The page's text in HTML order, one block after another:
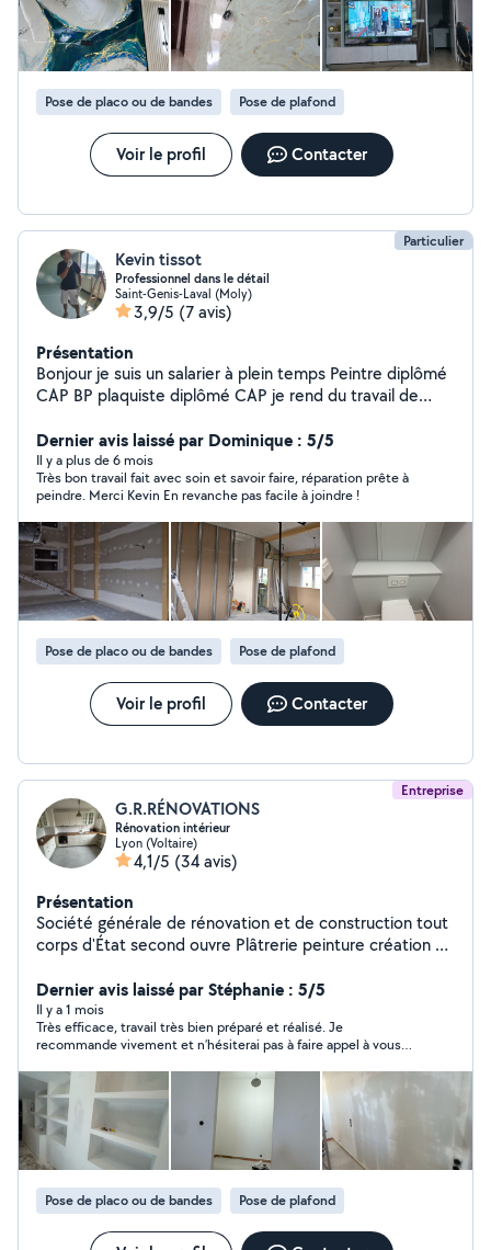
Pose de placo ou de bandes Pose de plafond
Voir le profil Contacter
Particulier
Kevin tissot
Professionnel dans le détail
Saint-Genis-Laval (Moly)
3,9/5 (7 avis)
Présentation
Bonjour je suis un salarier à plein temps Peintre diplômé
CAP BP plaquiste diplômé CAP je rend du travail de
Dernier avis laissé par Dominique : 5/5
Il y a plus de 6 mois
Très bon travail fait avec soin et savoir faire, réparation prête à
peindre. Merci Kevin En revanche pas facile à joindre !
Pose de placo ou de bandes Pose de plafond
Voir le profil Contacter
Entreprise
G.R.RÉNOVATIONS
Rénovation intérieur
Lyon (Voltaire)
4,1/5 (34 avis)
Présentation
Société générale de rénovation et de construction tout
corps d'État second ouvre Plâtrerie peinture création de
décoration intérieur pose de porte pose de parquet
pose de cuisine construction de mezzanine sur mesure
en acier construction des escaliers sur mesure en acier
et bois construction de verrière sur mesure en acier
réalisation de électricité réalisation de plomberie
revêtement de sol et mur carrelage création de salle de
bain pose dalle pvc pose de parquet décoration
intérieure plan en 3D nettoyage fin chantier travail
soigné équipé professionnel avec outils professionnel
Dernier avis laissé par Stéphanie : 5/5
Il y a 1 mois
Très efficace, travail très bien préparé et réalisé. Je
recommande vivement et n’hésiterai pas à faire appel à vous
Pose de placo ou de bandes Pose de plafond